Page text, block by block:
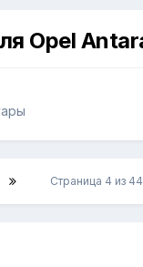
Opel
Страница 4 из 44